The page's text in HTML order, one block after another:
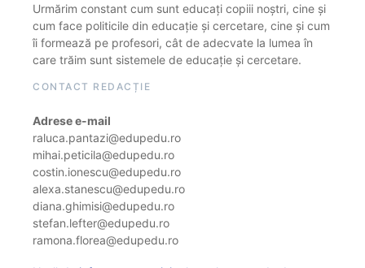
Urmărim constant cum sunt educați copiii noștri, cine și
cum face politicile din educație și cercetare, cine și cum
îi formează pe profesori, cât de adecvate la lumea în
care trăim sunt sistemele de educație și cercetare.
CONTACT REDACȚIE
Adrese e-mail
raluca.pantazi@edupedu.ro
mihai.peticila@edupedu.ro
costin.ionescu@edupedu.ro
alexa.stanescu@edupedu.ro
diana.ghimisi@edupedu.ro
stefan.lefter@edupedu.ro
ramona.florea@edupedu.ro